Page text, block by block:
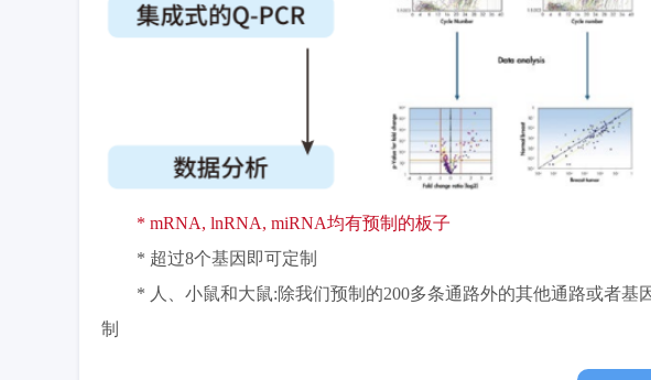
* mRNA, lnRNA, miRNA均有预制的板子
* 超过8个基因即可定制
* 人、小鼠和大鼠:除我们预制的200多条通路外的其他通路或者
制